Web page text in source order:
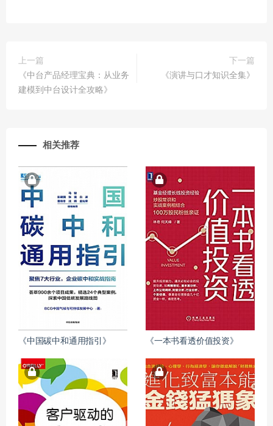
上一篇
《中台产品经理宝典：从业务
建模到中台设计全攻略》
下一篇
《演讲与口才知识全集》
相关推荐
《中国碳中和通用指引》 《一本书看透价值投资》